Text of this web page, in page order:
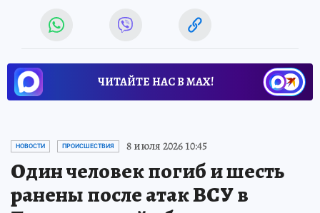
ЧИТАЙТЕ НАС В МАХ!
НОВОСТИ ПРОИСШЕСТВИЯ 8 июля 2026 10:45
Один человек погиб и шесть
ранены после атак ВСУ в